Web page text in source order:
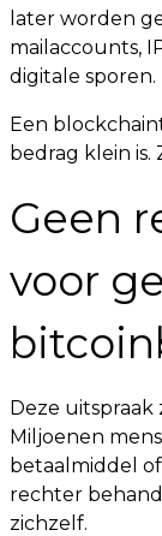
later worden
mailaccounts,
digitale sporen.
Een
bedrag klein
Geen
voor
Deze
Miljoenen
betaalmiddel
rechter
zichzelf.